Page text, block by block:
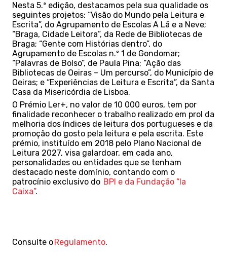
Nesta 5.ª edição, destacamos pela sua qualidade os
seguintes projetos: “Visão do Mundo pela Leitura e
Escrita”, do Agrupamento de Escolas A Lã e a Neve;
“Braga, Cidade Leitora”, da Rede de Bibliotecas de
Braga; “Gente com Histórias dentro”, do
Agrupamento de Escolas n.º 1 de Gondomar;
“Palavras de Bolso”, de Paula Pina; “Ação das
Bibliotecas de Oeiras – Um percurso”, do Município de
Oeiras; e “Experiências de Leitura e Escrita”, da Santa
Casa da Misericórdia de Lisboa.
O Prémio Ler+, no valor de 10 000 euros, tem por
finalidade reconhecer o trabalho realizado em prol da
melhoria dos índices de leitura dos portugueses e da
promoção do gosto pela leitura e pela escrita. Este
prémio, instituído em 2018 pelo Plano Nacional de
Leitura 2027, visa galardoar, em cada ano,
personalidades ou entidades que se tenham
destacado neste domínio, contando com o
patrocínio exclusivo do BPI e da Fundação “la
Caixa”.
Consulte oRegulamento.